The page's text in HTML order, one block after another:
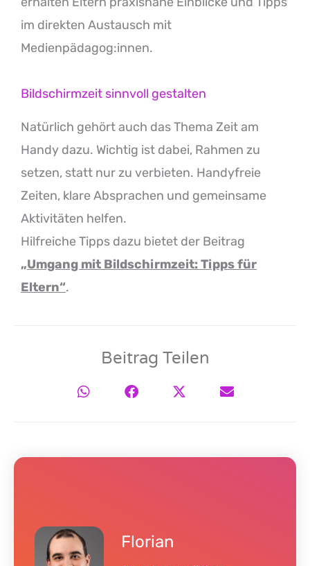
im direkten Austausch mit
Medienpädagog:innen.
Bildschirmzeit sinnvoll gestalten
Natürlich gehört auch das Thema Zeit am
Handy dazu. Wichtig ist dabei, Rahmen zu
setzen, statt nur zu verbieten. Handyfreie
Zeiten, klare Absprachen und gemeinsame
Aktivitäten helfen.
Hilfreiche Tipps dazu bietet der Beitrag
„Umgang mit Bildschirmzeit: Tipps für
Eltern“.
Beitrag Teilen
Florian